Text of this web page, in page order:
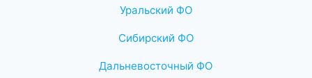
Уральский ФО
Сибирский ФО
Дальневосточный ФО